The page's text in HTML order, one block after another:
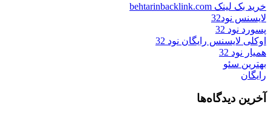
خرید بک لینک behtarinbacklink.com
لایسنس نود32
پسورد نود 32
اوکلی لایسنس رایگان نود 32
همیار نود 32
بهترین سئو
رایگان
آخرین دیدگاه‌ها